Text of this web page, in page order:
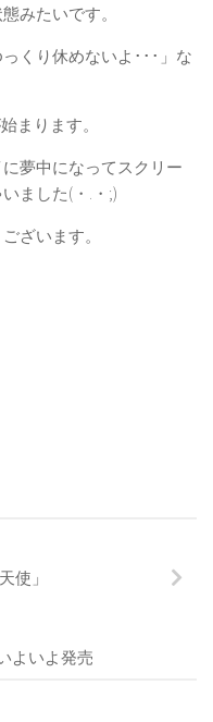
みたいです。
くり休めないよ･･･」な
まります。
夢中になってスクリー
ました(・.・;)
ざいます。
使」
いよいよ発売